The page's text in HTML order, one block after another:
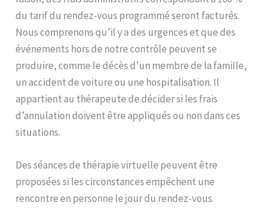
du tarif du rendez-vous programmé seront facturés.
Nous comprenons qu’il y a des urgences et que des
événements hors de notre contrôle peuvent se
produire, comme le décès d’un membre de la famille,
un accident de voiture ou une hospitalisation. Il
appartient au thérapeute de décider si les frais
d’annulation doivent être appliqués ou non dans ces
situations.
Des séances de thérapie virtuelle peuvent être
proposées si les circonstances empêchent une
rencontre en personne le jour du rendez-vous.